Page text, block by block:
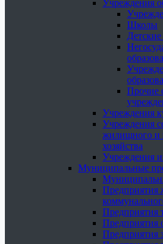
Учреждения
Школы
Прочие
Учреждения
Учреждения
жилищного и
хозяйства
Учреждения
Муниципальные
Предприятия
Предприятия
Предприятия
Предприятия